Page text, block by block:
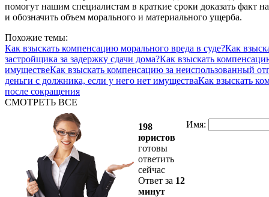
помогут нашим специалистам в краткие сроки доказать факт
и обозначить объем морального и материального ущерба.
Похожие темы:
Как взыскать компенсацию морального вреда в суде?Как
застройщика за задержку сдачи дома?Как взыскать
имуществеКак взыскать компенсацию за неиспользованный
деньги с должника, если у него нет имуществаКак взыскать
после сокращения
СМОТРЕТЬ ВСЕ
198
юристов
готовы
ответить
сейчас
Ответ за 12
минут
Имя: